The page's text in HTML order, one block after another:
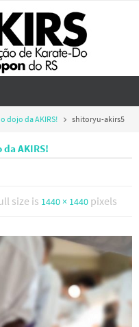
dojo da AKIRS! shitoryu-akirs5
AKIRS!
size is 1440 × 1440pixels